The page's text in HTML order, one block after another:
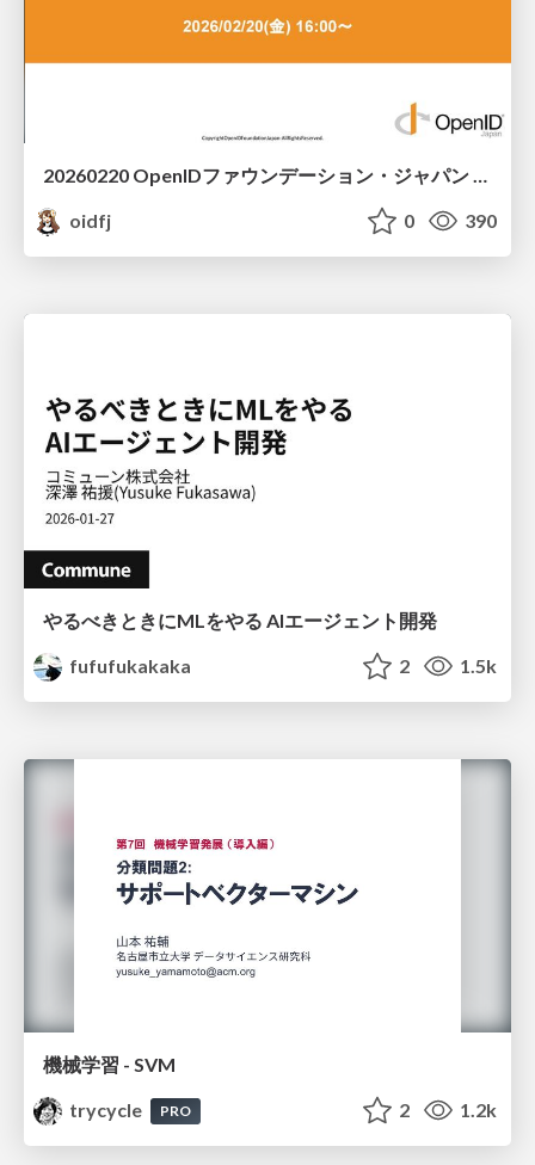
20260220 OpenIDファウンデーション・ジャパン ご紹介 / 20260220 OpenID Foundation Japan Intro
oidfj
0 390
やるべきときにMLをやる AIエージェント開発
fufufukakaka
2 1.5k
機械学習 - SVM
trycycle
PRO 2 1.2k